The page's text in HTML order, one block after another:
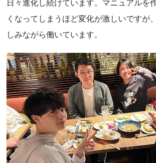
日々進化し続けています。マニュアルを
くなってしまうほど変化が激しいですが
しみながら働いています。